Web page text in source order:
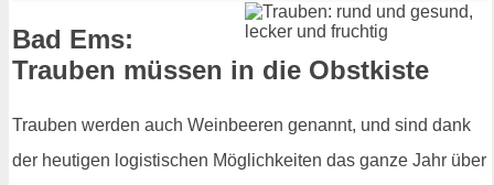
Bad Ems:
Trauben müssen in die Obstkiste
Trauben werden auch Weinbeeren genannt, und sind dank
der heutigen logistischen Möglichkeiten das ganze Jahr über